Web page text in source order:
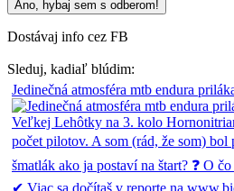
Dostávaj info cez FB
Sleduj, kadiaľ blúdim:
Jedinečná atmosféra mtb endura